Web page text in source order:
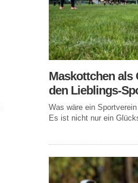
Maskottchen als
den Lieblings-
Was wäre ein
Es ist nicht nur ein